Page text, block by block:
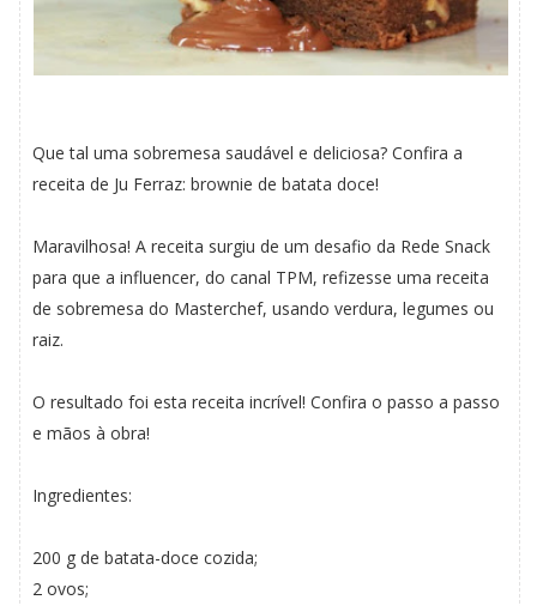
Que tal uma sobremesa saudável e deliciosa? Confira a
receita de Ju Ferraz: brownie de batata doce!
Maravilhosa! A receita surgiu de um desafio da Rede Snack
para que a influencer, do canal TPM, refizesse uma receita
de sobremesa do Masterchef, usando verdura, legumes ou
raiz.
O resultado foi esta receita incrível! Confira o passo a passo
e mãos à obra!
Ingredientes:
200 g de batata-doce cozida;
2 ovos;